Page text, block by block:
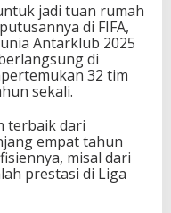
jadi tuan rumah
di FIFA,
Antarklub 2025
di
32 tim
sekali.
terbaik dari
empat tahun
misal dari
prestasi di Liga